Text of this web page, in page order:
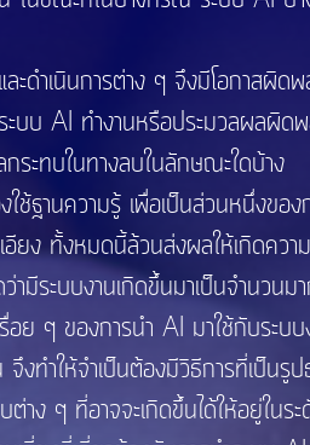
นินการต่าง ๆ จึงมีโอกาสผิดพล
บบ AI ทำงานหรือประมวลผลผิด
ระทบในทางลบในลักษณะใดบ้าง
ความรู้ เพื่อเป็นส่วนหนึ่งของก
ยง ทั้งหมดนี้ล้วนส่งผลให้เกิดคว
ะบบงานเกิดขึ้นมาเป็นจำนวนม
ย ๆ ของการนำ AI มาใช้กับระบ
ทำให้จำเป็นต้องมีวิธีการที่เป็นรู
าง ๆ ที่อาจจะเกิดขึ้นได้ให้อยู่ใน